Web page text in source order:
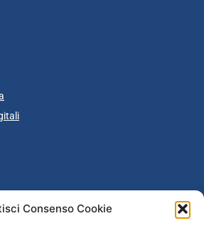
Consenso Cookie